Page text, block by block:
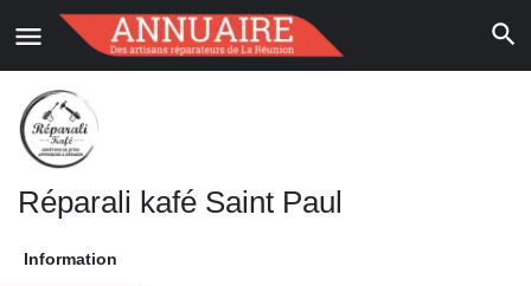
Réparali kafé Saint Paul
Information